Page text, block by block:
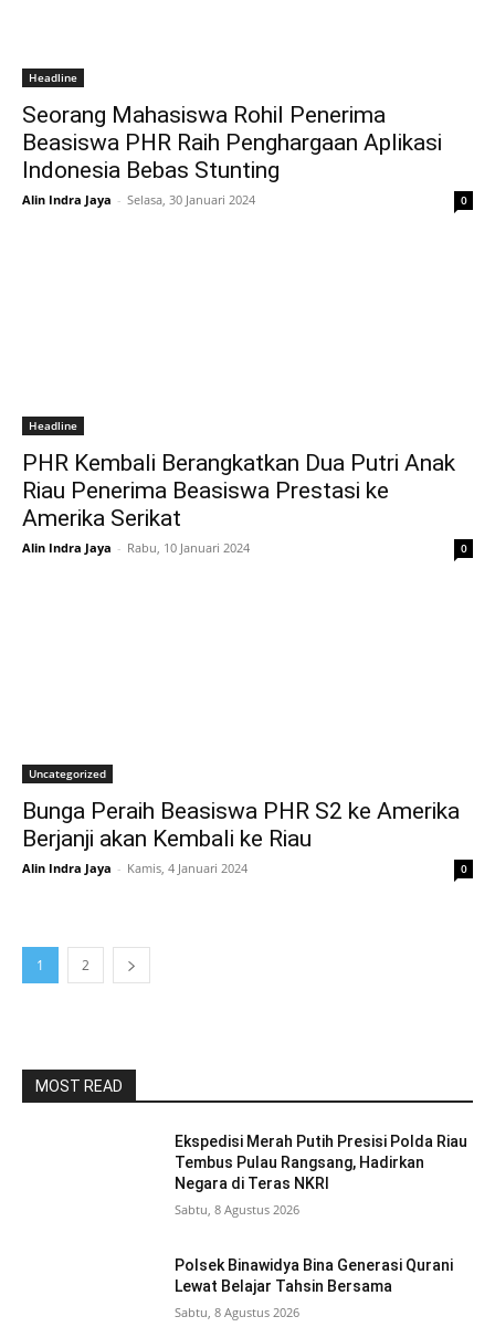
Headline
Seorang Mahasiswa Rohil Penerima
Beasiswa PHR Raih Penghargaan Aplikasi
Indonesia Bebas Stunting
Alin Indra Jaya - Selasa, 30 Januari 2024 0
Headline
PHR Kembali Berangkatkan Dua Putri Anak
Riau Penerima Beasiswa Prestasi ke
Amerika Serikat
Alin Indra Jaya - Rabu, 10 Januari 2024 0
Uncategorized
Bunga Peraih Beasiswa PHR S2 ke Amerika
Berjanji akan Kembali ke Riau
Alin Indra Jaya - Kamis, 4 Januari 2024 0
1 2
MOST READ
Ekspedisi Merah Putih Presisi Polda Riau
Tembus Pulau Rangsang, Hadirkan
Negara di Teras NKRI
Sabtu, 8 Agustus 2026
Polsek Binawidya Bina Generasi Qurani
Lewat Belajar Tahsin Bersama
Sabtu, 8 Agustus 2026